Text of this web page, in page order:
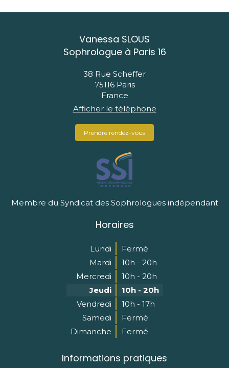
Vanessa SLOUS
Sophrologue à Paris 16
38 Rue Scheffer
75116 Paris
France
Afficher le téléphone
Prendre rendez-vous
Membre du Syndicat des Sophrologues indépendant
Horaires
Lundi
Fermé
Mardi
10h - 20h
Mercredi
10h - 20h
Jeudi
10h - 20h
Vendredi
10h - 17h
Samedi
Fermé
Dimanche
Fermé
Informations pratiques